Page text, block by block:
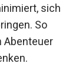
einer
sich
So